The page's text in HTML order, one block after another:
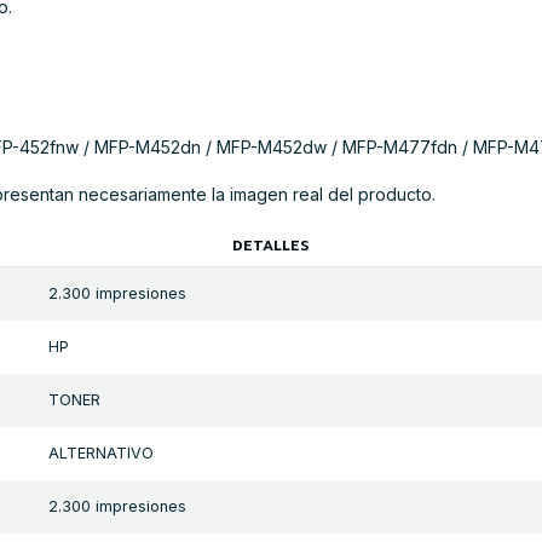
452fnw / MFP-M452dn / MFP-M452dw / MFP-M477fdn / MFP-
necesariamente la imagen real del producto.
DETALLES
2.300 impresiones
HP
TONER
ALTERNATIVO
2.300 impresiones